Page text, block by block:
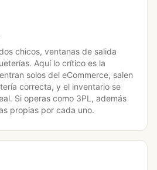
chicos, ventanas de salida
Aquí lo crítico es la
solos del eCommerce, salen
correcta, y el inventario se
Si operas como 3PL, además
propias por cada uno.